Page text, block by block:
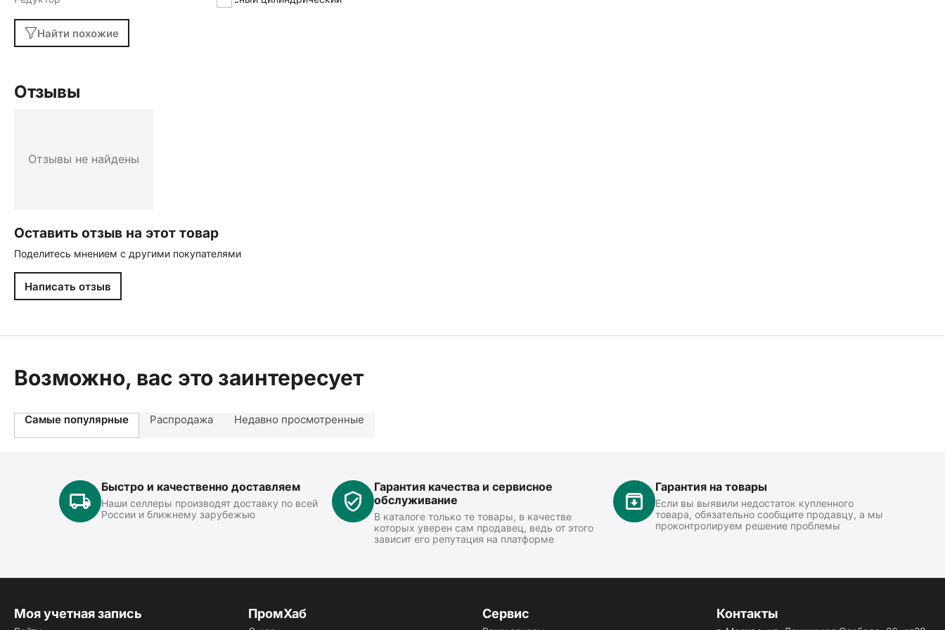
Найти похожие
Отзывы
Отзывы не найдены
Оставить отзыв на этот товар
Поделитесь мнением с другими покупателями
Написать отзыв
Возможно, вас это заинтересует
Самые популярные Распродажа Недавно просмотренные
Быстро и качественно доставляем
Наши селлеры производят доставку по всей
России и ближнему зарубежью
Гарантия качества и сервисное
обслуживание
В каталоге только те товары, в качестве
которых уверен сам продавец, ведь от этого
зависит его репутация на платформе
Гарантия на товары
Если вы выявили недостаток купленного
товара, обязательно сообщите продавцу, а мы
проконтролируем решение проблемы
Моя учетная запись ПромХаб Сервис Контакты